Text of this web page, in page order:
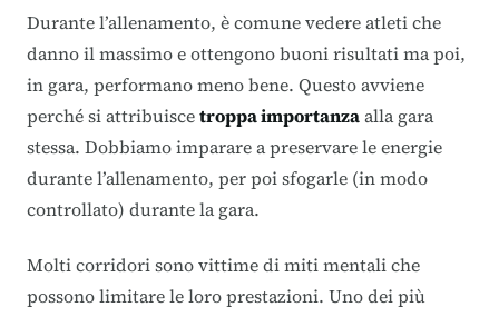
Durante l’allenamento, è comune vedere atleti che
danno il massimo e ottengono buoni risultati ma poi,
in gara, performano meno bene. Questo avviene
perché si attribuiscetroppa importanzaalla gara
stessa. Dobbiamo imparare a preservare le energie
durante l’allenamento, per poi sfogarle (in modo
controllato) durante la gara.
Molti corridori sono vittime di miti mentali che
possono limitare le loro prestazioni. Uno dei più